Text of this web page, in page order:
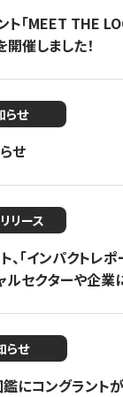
ト「MEET THE
催しました！
らせ
せ
リース
「インパクトレ
ルセクターや企業
らせ
にコングラント